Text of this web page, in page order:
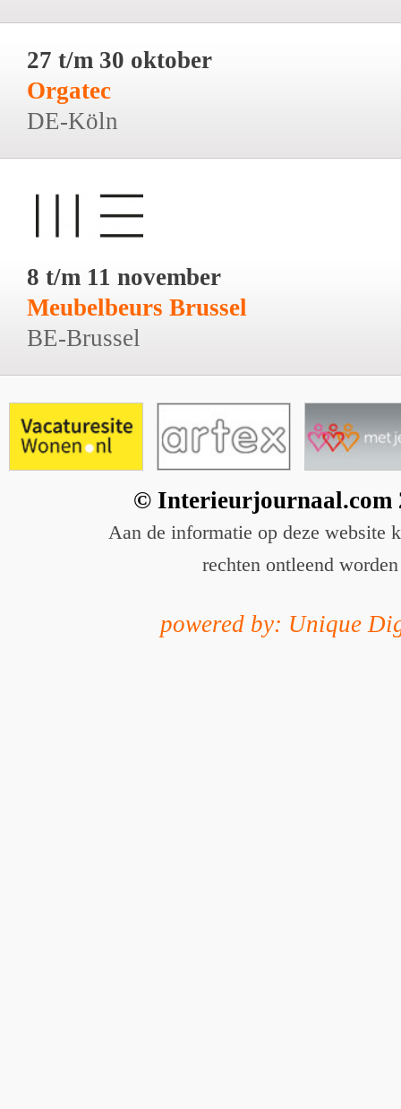
27 t/m 30 oktober
Orgatec
DE-Köln
8 t/m 11 november
Meubelbeurs Brussel
BE-Brussel
© Interieurjournaal.com
Aan de informatie op deze website
rechten ontleend worden
powered by: Unique